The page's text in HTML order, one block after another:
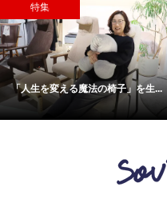
特集
「人生を変える魔法の椅子」を生...